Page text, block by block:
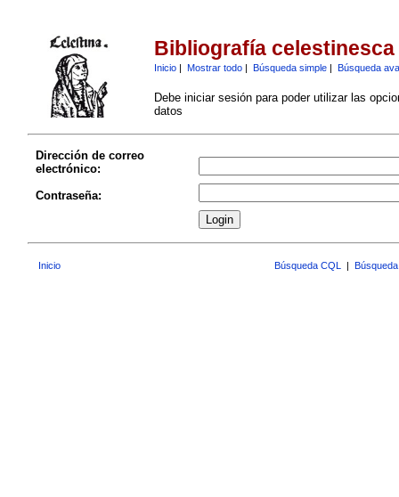
Bibliografía celestinesca
Inicio| Mostrar todo| Búsqueda simple| Búsqueda
Debe iniciar sesión para poder utilizar las
datos
Dirección de correo
electrónico:
Contraseña:
Inicio Búsqueda CQL |